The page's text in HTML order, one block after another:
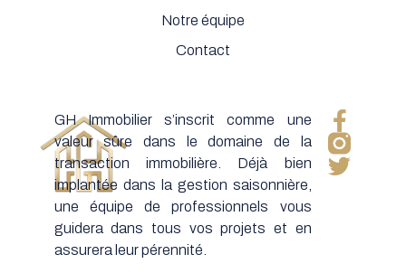
GH Immobilier s’inscrit comme une
valeur sûre dans le domaine de la
transaction immobilière. Déjà bien
implantée dans la gestion saisonnière,
une équipe de professionnels vous
guidera dans tous vos projets et en
assurera leur pérennité.
Notre équipe
Contact